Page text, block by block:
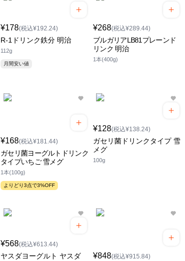
¥178(税込¥192.24)
R-1ドリンク鉄分 明治
112g
月間安い値
¥268(税込¥289.44)
ブルガリアLB81プレーンド
リンク 明治
1本(400g)
¥168(税込¥181.44)
ガセリ菌ヨーグルトドリンク
タイプいちご 雪メグ
1本(100g)
よりどり3点で3%OFF
¥128(税込¥138.24)
ガセリ菌ドリンクタイプ 雪
メグ
100g
¥568(税込¥613.44)
ヤスダヨーグルト ヤスダ ¥848(税込¥915.84)